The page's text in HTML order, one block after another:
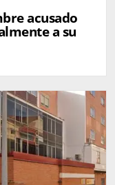
acusado
a su